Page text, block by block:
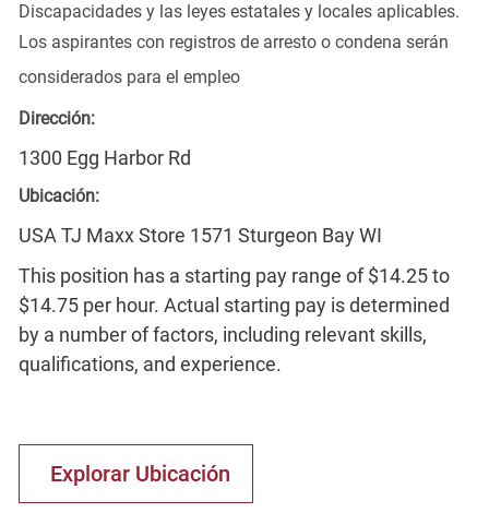
Discapacidades y las leyes estatales y locales aplicables.
Los aspirantes con registros de arresto o condena serán
considerados para el empleo
Dirección:
1300 Egg Harbor Rd
Ubicación:
USA TJ Maxx Store 1571 Sturgeon Bay WI
This position has a starting pay range of $14.25 to
$14.75 per hour. Actual starting pay is determined
by a number of factors, including relevant skills,
qualifications, and experience.
Explorar Ubicación